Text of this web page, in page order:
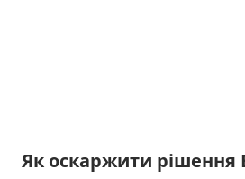
Як оскаржити рішення